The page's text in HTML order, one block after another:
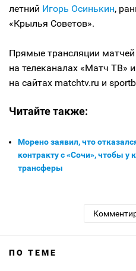
летний Игорь Осинькин,
«Крылья Советов».
Прямые трансляции
на телеканалах «Матч
на сайтах matchtv.ru и
Читайте также:
Морено заявил, что
контракту с «Сочи», чтобы у
трансферы
ПО ТЕМЕ